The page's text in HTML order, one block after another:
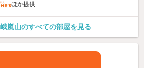
ほか提供
嵐山のすべての部屋を見る